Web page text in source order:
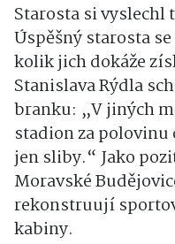
Starosta si vyslechl
Úspěšný starosta
kolik jich dokáže
Stanislava Rýdla
branku: „V jiných
stadion za polovinu
jen sliby.“ Jako
Moravské
rekonstruují
kabiny.